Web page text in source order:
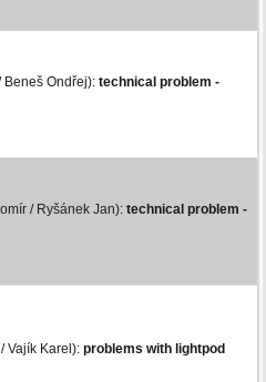
Beneš Ondřej): technical problem -
/ Ryšánek Jan): technical problem -
Vajík Karel): problems with lightpod